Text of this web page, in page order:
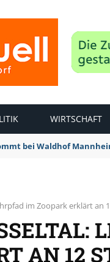
WIRTSCHAFT
bei Waldhof
im Zoopark erklärt an
AN 12